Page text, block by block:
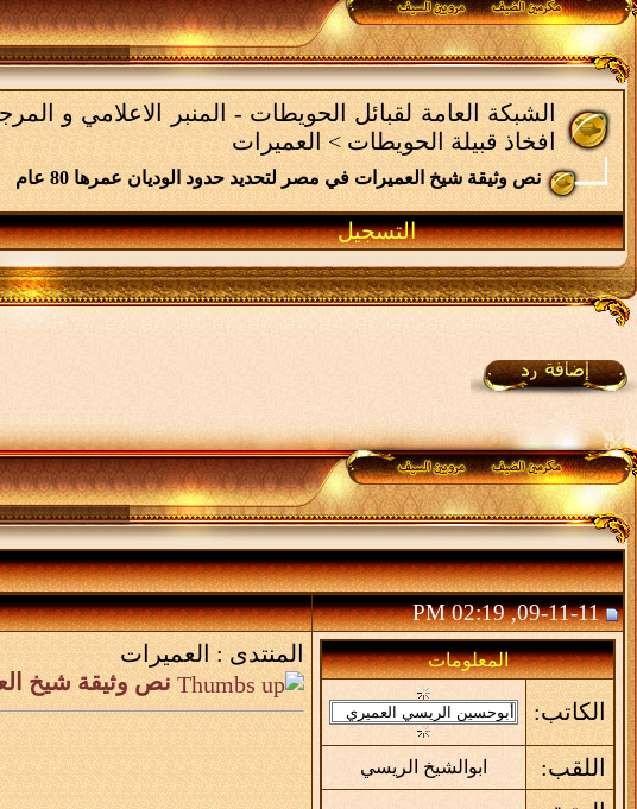
الشبكة العامة لقبائل الحويطات - المنبر الاعلامي و
افخاذ قبيلة الحويطات > العميرات
نص وثيقة شيخ العميرات في مصر لتحديد حدود الوديان عمرها 80 عام
التسجيل
09-11-11, 02:19 PM
المعلومات
الكاتب:
اللقب: ابوالشيخ الريسي
المنتدى : العميرات
نص وثيقة شيخ